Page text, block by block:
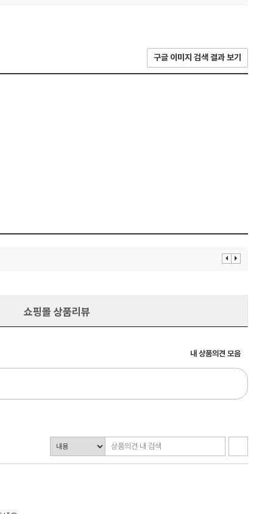
구글 이미지 검색 결과 보기
이 다
쇼핑몰 상품리뷰
내 상품의견 모음